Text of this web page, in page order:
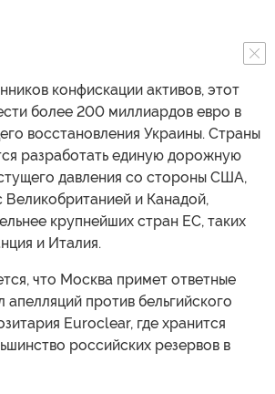
конфискации активов, этот
более 200 миллиардов евро в
восстановления Украины. Страны
разработать единую дорожную
давления со стороны США,
Великобританией и Канадой,
крупнейших стран ЕС, таких
и Италия.
что Москва примет ответные
апелляций против бельгийского
Euroclear, где хранится
российских резервов в